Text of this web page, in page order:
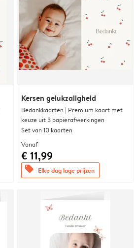
Kersen gelukzaligheid
Bedankkaarten | Premium kaart met
keuze uit 3 papierafwerkingen
Set van 10 kaarten
Vanaf
€ 11,99
offers Elke dag lage prijzen